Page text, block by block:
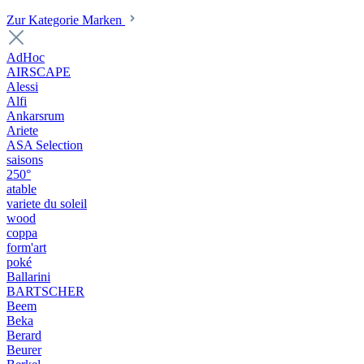
Zur Kategorie Marken
AdHoc
AIRSCAPE
Alessi
Alfi
Ankarsrum
Ariete
ASA Selection
saisons
250°
atable
variete du soleil
wood
coppa
form'art
poké
Ballarini
BARTSCHER
Beem
Beka
Berard
Beurer